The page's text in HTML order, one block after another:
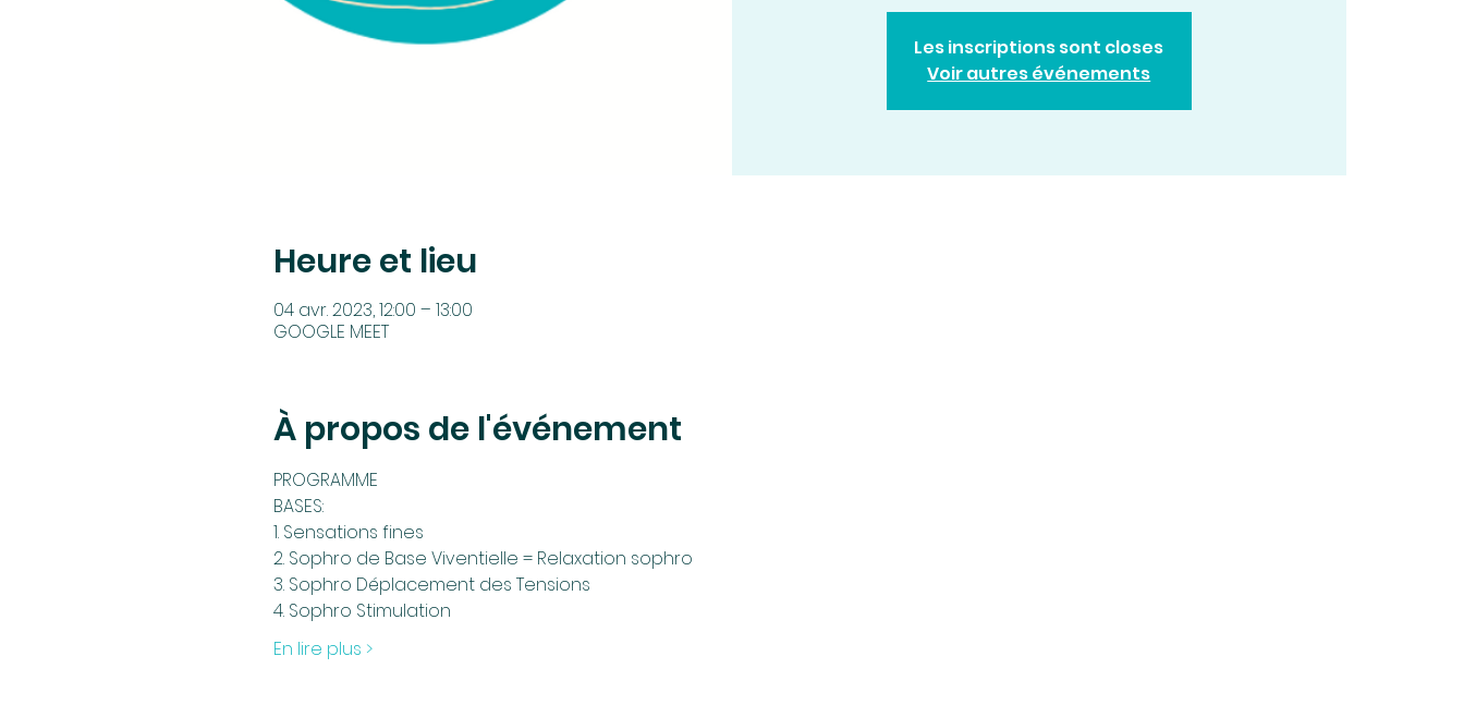
Les inscriptions sont closes
Voir autres événements
Heure et lieu
04 avr. 2023, 12:00 – 13:00
GOOGLE MEET
À propos de l'événement
PROGRAMME
BASES:
1. Sensations fines
2. Sophro de Base Viventielle = Relaxation sophro
3. Sophro Déplacement des Tensions
4. Sophro Stimulation
En lire plus >